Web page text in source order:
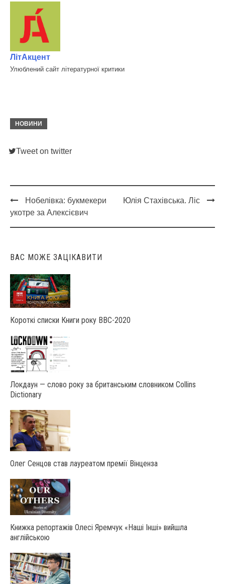
ЛітАкцент
Улюблений сайт літературної критики
НОВИНИ
Tweet on twitter
Post
navigation
Нобелівка: букмекери
укотре за Алексієвич
Юлія Стахівська. Ліс
ВАС МОЖЕ ЗАЦІКАВИТИ
Короткі списки Книги року ВВС-2020
Локдаун — слово року за британським словником Collins
Dictionary
Олег Сенцов став лауреатом премії Вінценза
Книжка репортажів Олесі Яремчук «Наші Інші» вийшла
англійською